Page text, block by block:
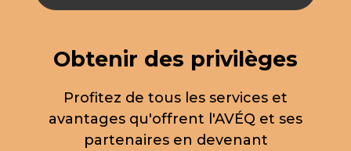
Obtenir des privilèges
Profitez de tous les services et
avantages qu'offrent l'AVÉQ et ses
partenaires en devenant